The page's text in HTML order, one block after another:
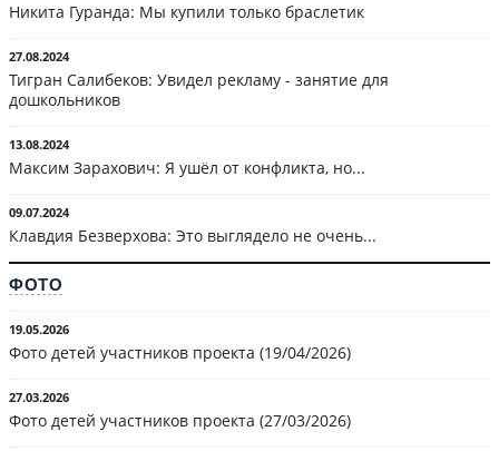
Никита Гуранда: Мы купили только браслетик
27.08.2024
Тигран Салибеков: Увидел рекламу - занятие для
дошкольников
13.08.2024
Максим Зарахович: Я ушёл от конфликта, но...
09.07.2024
Клавдия Безверхова: Это выглядело не очень...
ФОТО
19.05.2026
Фото детей участников проекта (19/04/2026)
27.03.2026
Фото детей участников проекта (27/03/2026)